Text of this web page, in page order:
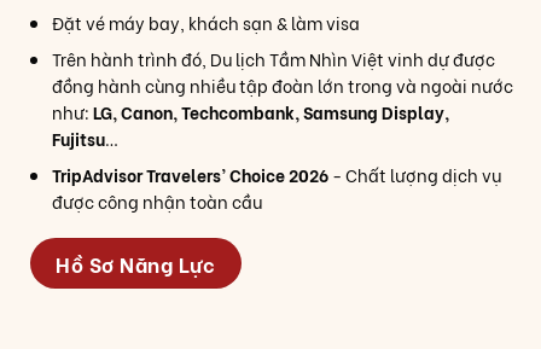
Đặt vé máy bay, khách sạn & làm visa
Trên hành trình đó, Du lịch Tầm Nhìn Việt vinh dự được
đồng hành cùng nhiều tập đoàn lớn trong và ngoài nước
như:LG, Canon, Techcombank, Samsung Display,
Fujitsu…
TripAdvisor Travelers’ Choice 2026- Chất lượng dịch vụ
được công nhận toàn cầu
Hồ Sơ Năng Lực